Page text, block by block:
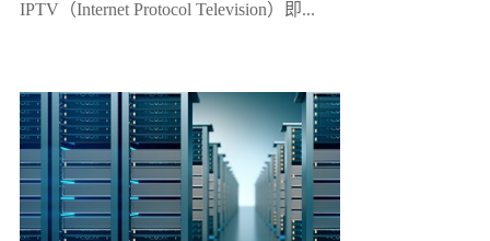
IPTV（Internet Protocol Television）即...